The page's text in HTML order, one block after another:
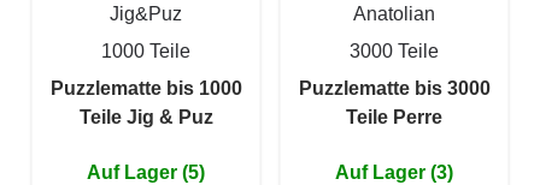
Jig&Puz
1000 Teile
Puzzlematte bis 1000
Teile Jig & Puz
Auf Lager (5)
Anatolian
3000 Teile
Puzzlematte bis 3000
Teile Perre
Auf Lager (3)